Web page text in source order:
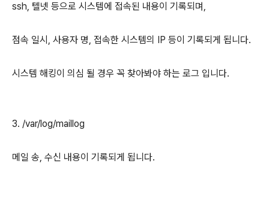
ssh, 텔넷 등으로 시스템에 접속된 내용이 기록되며,
점속 일시, 사용자 명, 접속한 시스템의 IP 등이 기록되게 됩니다.
시스템 해킹이 의심 될 경우 꼭 찾아봐야 하는 로그 입니다.
3. /var/log/maillog
메일 송, 수신 내용이 기록되게 됩니다.